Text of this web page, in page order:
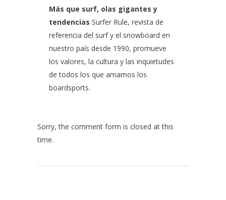
Más que surf, olas gigantes y
tendencias Surfer Rule, revista de
referencia del surf y el snowboard en
nuestro país desde 1990, promueve
los valores, la cultura y las inquietudes
de todos los que amamos los
boardsports.
Sorry, the comment form is closed at this
time.